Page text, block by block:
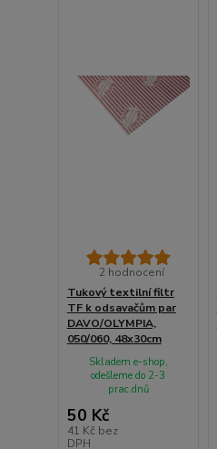
2 hodnocení
Tukový textilní filtr
TF k odsavačům par
DAVO/OLYMPIA,
050/060, 48x30cm
50 Kč
41 Kč bez
DPH
Skladem e-shop,
odešleme do 2-3
prac.dnů